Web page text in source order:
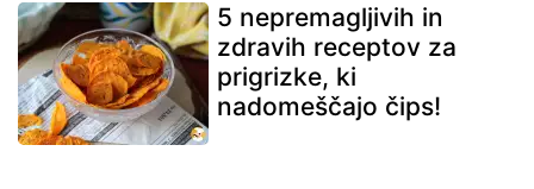
5 nepremagljivih in
zdravih receptov za
prigrizke, ki
nadomeščajo čips!